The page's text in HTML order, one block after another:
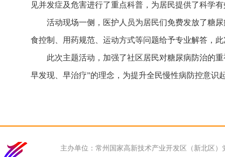
见并发症及危害进行了重点科普，为居民提供了科学
活动现场一侧，医护人员为居民们免费发放了糖
食控制、用药规范、运动方式等问题给予专业解答，
此次主题活动，加强了社区居民对糖尿病防治的
早发现、早治疗”的理念，为提升全民慢性病防控意识
主办单位：常州国家高新技术产业开发区（新北区）